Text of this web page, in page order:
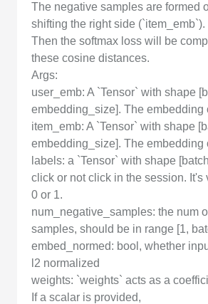
The negative samples are formed
shifting the right side (`item_emb`).
Then the softmax loss will be
these cosine distances.
Args:
user_emb: A `Tensor` with shape
embedding_size]. The embedding
item_emb: A `Tensor` with shape
embedding_size]. The embedding
labels: a `Tensor` with shape
click or not click in the session. It's
0 or 1.
num_negative_samples: the num
samples, should be in range [1,
embed_normed: bool, whether
l2 normalized
weights: `weights` acts as a
If a scalar is provided,